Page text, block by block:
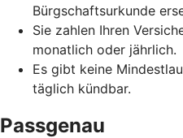
Bürgschaftsurkunde
Sie zahlen Ihren
monatlich oder jährlich.
Es gibt keine
täglich kündbar.
Passgenau